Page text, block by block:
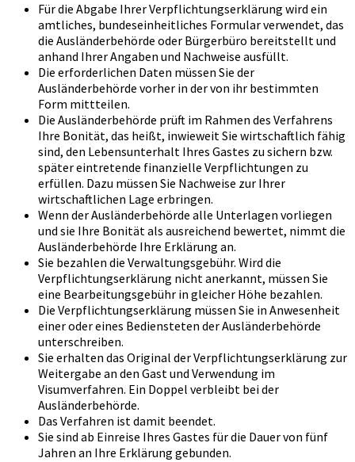
Für die Abgabe Ihrer Verpflichtungserklärung wird ein
amtliches, bundeseinheitliches Formular verwendet, das
die Ausländerbehörde oder Bürgerbüro bereitstellt und
anhand Ihrer Angaben und Nachweise ausfüllt.
Die erforderlichen Daten müssen Sie der
Ausländerbehörde vorher in der von ihr bestimmten
Form mittteilen.
Die Ausländerbehörde prüft im Rahmen des Verfahrens
Ihre Bonität, das heißt, inwieweit Sie wirtschaftlich fähig
sind, den Lebensunterhalt Ihres Gastes zu sichern bzw.
später eintretende finanzielle Verpflichtungen zu
erfüllen. Dazu müssen Sie Nachweise zur Ihrer
wirtschaftlichen Lage erbringen.
Wenn der Ausländerbehörde alle Unterlagen vorliegen
und sie Ihre Bonität als ausreichend bewertet, nimmt die
Ausländerbehörde Ihre Erklärung an.
Sie bezahlen die Verwaltungsgebühr. Wird die
Verpflichtungserklärung nicht anerkannt, müssen Sie
eine Bearbeitungsgebühr in gleicher Höhe bezahlen.
Die Verpflichtungserklärung müssen Sie in Anwesenheit
einer oder eines Bediensteten der Ausländerbehörde
unterschreiben.
Sie erhalten das Original der Verpflichtungserklärung zur
Weitergabe an den Gast und Verwendung im
Visumverfahren. Ein Doppel verbleibt bei der
Ausländerbehörde.
Das Verfahren ist damit beendet.
Sie sind ab Einreise Ihres Gastes für die Dauer von fünf
Jahren an Ihre Erklärung gebunden.